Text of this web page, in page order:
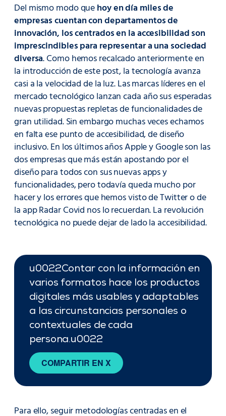
Del mismo modo quehoy en día miles de
empresas cuentan con departamentos de
innovación, los centrados en la accesibilidad son
imprescindibles para representar a una sociedad
diversa. Como hemos recalcado anteriormente en
la introducción de este post, la tecnología avanza
casi a la velocidad de la luz. Las marcas líderes en el
mercado tecnológico lanzan cada año sus esperadas
nuevas propuestas repletas de funcionalidades de
gran utilidad. Sin embargo muchas veces echamos
en falta ese punto de accesibilidad, de diseño
inclusivo. En los últimos años Apple y Google son las
dos empresas que más están apostando por el
diseño para todos con sus nuevas apps y
funcionalidades, pero todavía queda mucho por
hacer y los errores que hemos visto de Twitter o de
la app Radar Covid nos lo recuerdan. La revolución
tecnológica no puede dejar de lado la accesibilidad.
u0022Contar con la información en
varios formatos hace los productos
digitales más usables y adaptables
a las circunstancias personales o
contextuales de cada
persona.u0022
COMPARTIR EN X
Para ello, seguir metodologías centradas en el